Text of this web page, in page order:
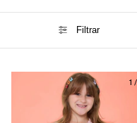
Filtrar
1 /